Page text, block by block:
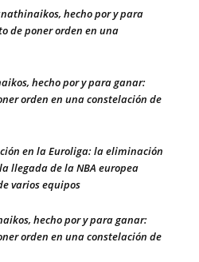
hecho por y para
de poner orden en una
hecho por y para ganar:
orden en una constelación de
en la Euroliga: la eliminación
llegada de la NBA europea
varios equipos
hecho por y para ganar:
orden en una constelación de